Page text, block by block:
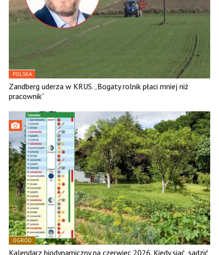
POLSKA
Zandberg uderza w KRUS. „Bogaty rolnik płaci mniej niż
pracownik”
OGRÓD
Kalendarz biodynamiczny na czerwiec 2026. Kiedy siać, sadzić